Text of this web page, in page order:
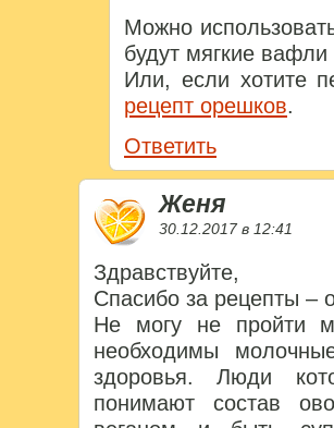
Можно
будут мягкие
Или, если хотите
рецепт орешков.
Ответить
Женя
30.12.2017 в 12:41
Здравствуйте,
Спасибо за рецепты –
Не могу не пройти
необходимы
здоровья. Люди
понимают состав